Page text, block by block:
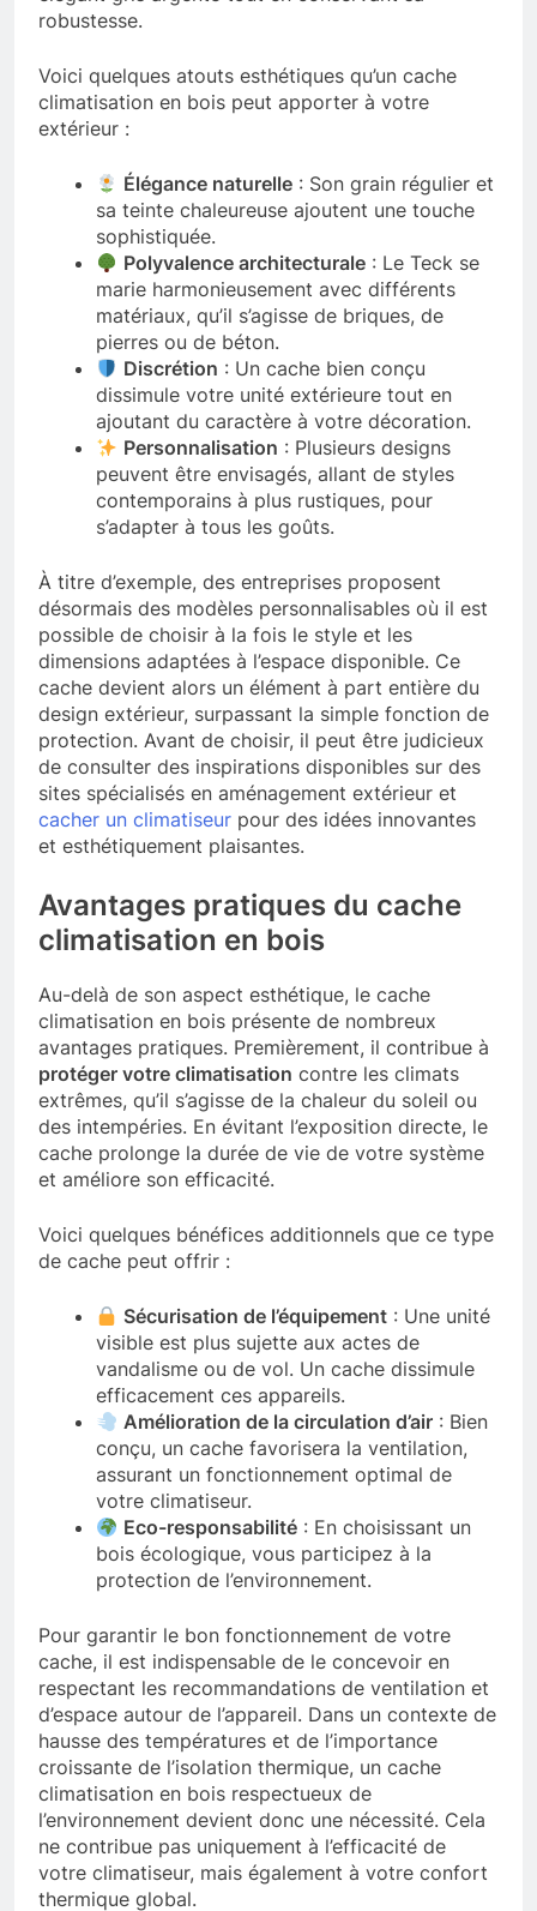
robustesse.
Voici quelques atouts esthétiques qu’un cache
climatisation en bois peut apporter à votre
extérieur :
Élégance naturelle : Son grain régulier et
sa teinte chaleureuse ajoutent une touche
sophistiquée.
Polyvalence architecturale : Le Teck se
marie harmonieusement avec différents
matériaux, qu’il s’agisse de briques, de
pierres ou de béton.
Discrétion : Un cache bien conçu
dissimule votre unité extérieure tout en
ajoutant du caractère à votre décoration.
Personnalisation : Plusieurs designs
peuvent être envisagés, allant de styles
contemporains à plus rustiques, pour
s’adapter à tous les goûts.
À titre d’exemple, des entreprises proposent
désormais des modèles personnalisables où il est
possible de choisir à la fois le style et les
dimensions adaptées à l’espace disponible. Ce
cache devient alors un élément à part entière du
design extérieur, surpassant la simple fonction de
protection. Avant de choisir, il peut être judicieux
de consulter des inspirations disponibles sur des
sites spécialisés en aménagement extérieur et
cacher un climatiseur pour des idées innovantes
et esthétiquement plaisantes.
Avantages pratiques du cache
climatisation en bois
Au-delà de son aspect esthétique, le cache
climatisation en bois présente de nombreux
avantages pratiques. Premièrement, il contribue à
protéger votre climatisation contre les climats
extrêmes, qu’il s’agisse de la chaleur du soleil ou
des intempéries. En évitant l’exposition directe, le
cache prolonge la durée de vie de votre système
et améliore son efficacité.
Voici quelques bénéfices additionnels que ce type
de cache peut offrir :
Sécurisation de l’équipement : Une unité
visible est plus sujette aux actes de
vandalisme ou de vol. Un cache dissimule
efficacement ces appareils.
Amélioration de la circulation d’air : Bien
conçu, un cache favorisera la ventilation,
assurant un fonctionnement optimal de
votre climatiseur.
Eco-responsabilité : En choisissant un
bois écologique, vous participez à la
protection de l’environnement.
Pour garantir le bon fonctionnement de votre
cache, il est indispensable de le concevoir en
respectant les recommandations de ventilation et
d’espace autour de l’appareil. Dans un contexte de
hausse des températures et de l’importance
croissante de l’isolation thermique, un cache
climatisation en bois respectueux de
l’environnement devient donc une nécessité. Cela
ne contribue pas uniquement à l’efficacité de
votre climatiseur, mais également à votre confort
thermique global.